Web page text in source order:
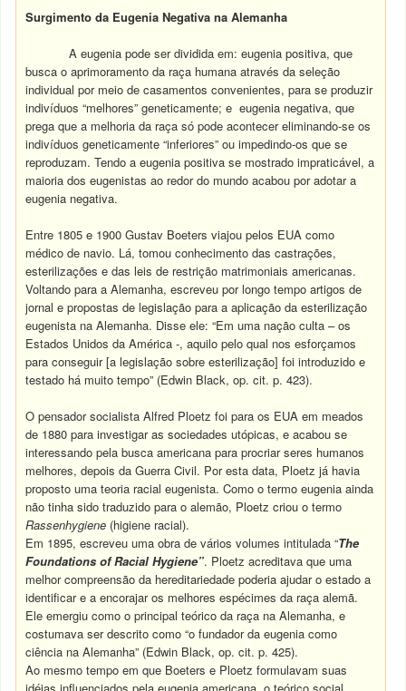
Surgimento da Eugenia Negativa na Alemanha
A eugenia pode ser dividida em: eugenia positiva, que
busca o aprimoramento da raça humana através da seleção
individual por meio de casamentos convenientes, para se produzir
indivíduos “melhores” geneticamente; e eugenia negativa, que
prega que a melhoria da raça só pode acontecer eliminando-se os
indivíduos geneticamente “inferiores” ou impedindo-os que se
reproduzam. Tendo a eugenia positiva se mostrado impraticável, a
maioria dos eugenistas ao redor do mundo acabou por adotar a
eugenia negativa.
Entre 1805 e 1900 Gustav Boeters viajou pelos EUA como
médico de navio. Lá, tomou conhecimento das castrações,
esterilizações e das leis de restrição matrimoniais americanas.
Voltando para a Alemanha, escreveu por longo tempo artigos de
jornal e propostas de legislação para a aplicação da esterilização
eugenista na Alemanha. Disse ele: “Em uma nação culta – os
Estados Unidos da América -, aquilo pelo qual nos esforçamos
para conseguir [a legislação sobre esterilização] foi introduzido e
testado há muito tempo” (Edwin Black, op. cit. p. 423).
O pensador socialista Alfred Ploetz foi para os EUA em meados
de 1880 para investigar as sociedades utópicas, e acabou se
interessando pela busca americana para procriar seres humanos
melhores, depois da Guerra Civil. Por esta data, Ploetz já havia
proposto uma teoria racial eugenista. Como o termo eugenia ainda
não tinha sido traduzido para o alemão, Ploetz criou o termo
Rassenhygiene (higiene racial).
Em 1895, escreveu uma obra de vários volumes intitulada “The
Foundations ofRacial Hygiene”. Ploetz acreditava que uma
melhor compreensão da hereditariedade poderia ajudar o estado a
identificar e a encorajar os melhores espécimes da raça alemã.
Ele emergiu como o principal teórico da raça na Alemanha, e
costumava ser descrito como “o fundador da eugenia como
ciência na Alemanha” (Edwin Black, op. cit. p. 425).
Ao mesmo tempo em que Boeters e Ploetz formulavam suas